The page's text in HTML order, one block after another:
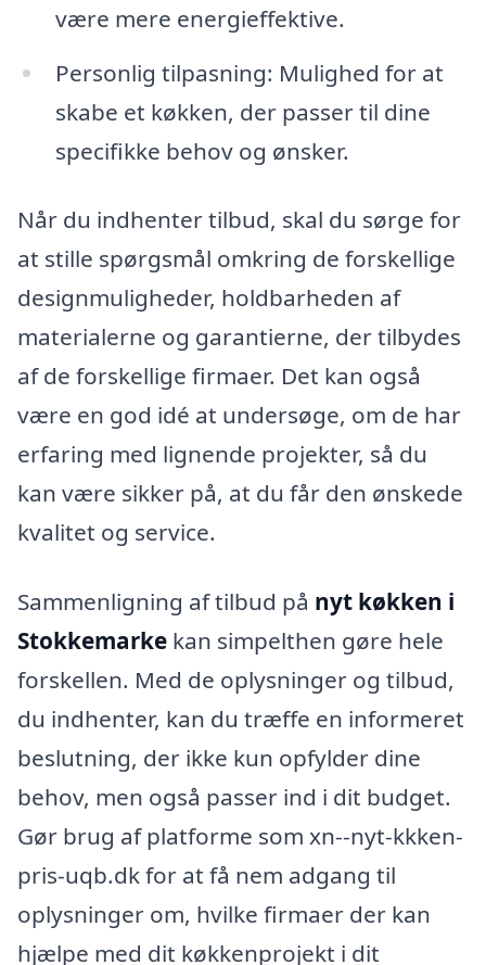
være mere energieffektive.
Personlig tilpasning: Mulighed for at
skabe et køkken, der passer til dine
specifikke behov og ønsker.
Når du indhenter tilbud, skal du sørge for
at stille spørgsmål omkring de forskellige
designmuligheder, holdbarheden af
materialerne og garantierne, der tilbydes
af de forskellige firmaer. Det kan også
være en god idé at undersøge, om de har
erfaring med lignende projekter, så du
kan være sikker på, at du får den ønskede
kvalitet og service.
Sammenligning af tilbud på nyt køkken i
Stokkemarke kan simpelthen gøre hele
forskellen. Med de oplysninger og tilbud,
du indhenter, kan du træffe en informeret
beslutning, der ikke kun opfylder dine
behov, men også passer ind i dit budget.
Gør brug af platforme som xn--nyt-kkken-
pris-uqb.dk for at få nem adgang til
oplysninger om, hvilke firmaer der kan
hjælpe med dit køkkenprojekt i dit